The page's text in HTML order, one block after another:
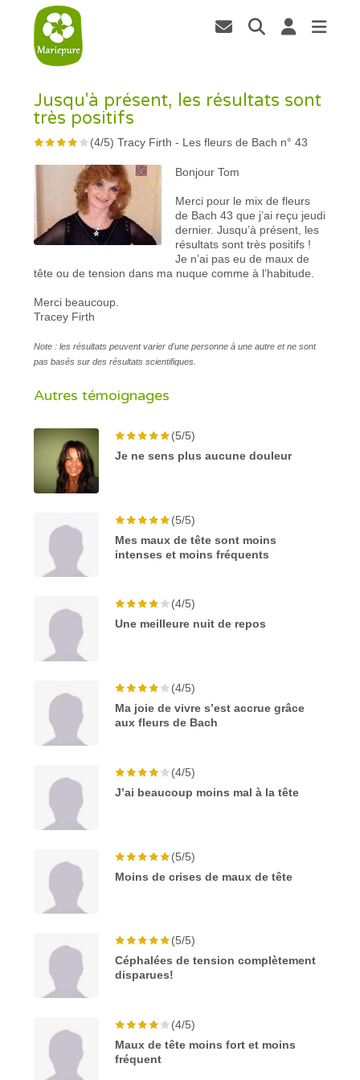
Jusqu'à présent, les résultats sont
très positifs
(4/5)Tracy Firth - Les fleurs de Bach n° 43
Bonjour Tom
Merci pour le mix de fleurs
de Bach 43 que j’ai reçu jeudi
dernier. Jusqu’à présent, les
résultats sont très positifs !
Je n’ai pas eu de maux de
tête ou de tension dans ma nuque comme à l’habitude.
Merci beaucoup.
Tracey Firth
Note : les résultats peuvent varier d'une personne à une autre et ne sont
pas basés sur des résultats scientifiques.
Autres témoignages
(5/5)
Je ne sens plus aucune douleur
(5/5)
Mes maux de tête sont moins
intenses et moins fréquents
(4/5)
Une meilleure nuit de repos
(4/5)
Ma joie de vivre s’est accrue grâce
aux fleurs de Bach
(4/5)
J’ai beaucoup moins mal à la tête
(5/5)
Moins de crises de maux de tête
(5/5)
Céphalées de tension complètement
disparues!
(4/5)
Maux de tête moins fort et moins
fréquent